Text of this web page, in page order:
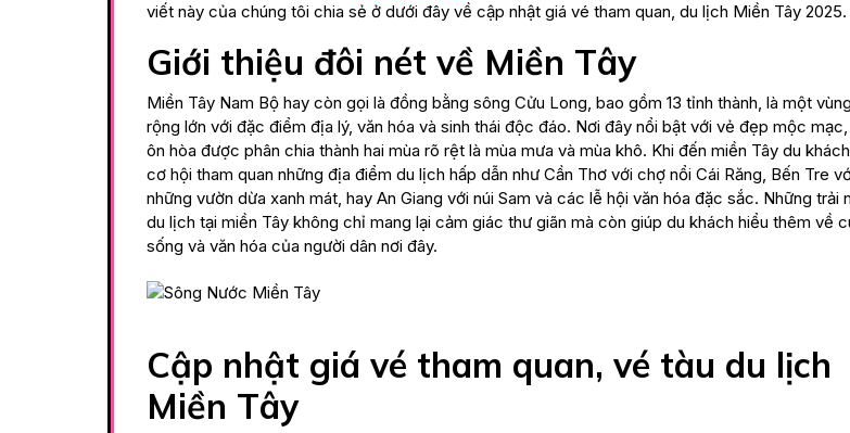
viết này của chúng tôi chia sẻ ở dưới đây về cập nhật giá vé tham quan, du lịch Miền Tây 2025.
Giới thiệu đôi nét về Miền Tây
Miền Tây Nam Bộ hay còn gọi là đồng bằng sông Cửu Long, bao gồm 13 tỉnh thành, là một
rộng lớn với đặc điểm địa lý, văn hóa và sinh thái độc đáo. Nơi đây nổi bật với vẻ đẹp mộc mạc,
ôn hòa được phân chia thành hai mùa rõ rệt là mùa mưa và mùa khô. Khi đến miền Tây du
cơ hội tham quan những địa điểm du lịch hấp dẫn như Cần Thơ với chợ nổi Cái Răng, Bến Tre
những vườn dừa xanh mát, hay An Giang với núi Sam và các lễ hội văn hóa đặc sắc. Những trải
du lịch tại miền Tây không chỉ mang lại cảm giác thư giãn mà còn giúp du khách hiểu thêm về
sống và văn hóa của người dân nơi đây.
Cập nhật giá vé tham quan, vé tàu du lịch
Miền Tây